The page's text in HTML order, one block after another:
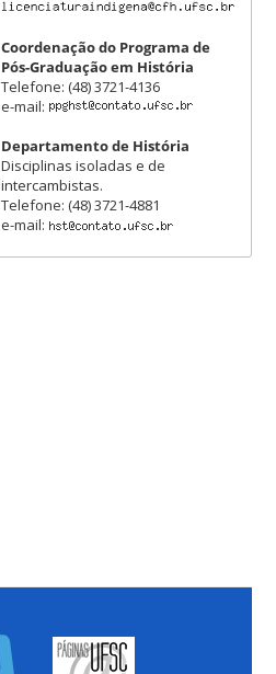
Coordenação do Programa de
Pós-Graduação em História
Telefone: (48) 3721-4136
e-mail:
Departamento de História
Disciplinas isoladas e de
intercambistas.
Telefone: (48) 3721-4881
e-mail: